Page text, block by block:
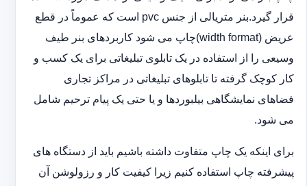
قرار گیرد.بنر متریالی از جنس pvc است که عموماً در قطع
عریض (width format)چاپ می شود کاربردهای بنر طیف
وسیعی را از استفاده در یک تابلوی تبلیغاتی برای یک کسب و
کار کوچک گرفته تا تابلوهای تبلیغاتی در مراکز تجاری
فضاهای نمایشگاهی بیلبوردها و یا حتی یک پیام ترحیم شامل
می شود.
برای اینکه یک چاپ متفاوت داشته باشیم باید از دستگاه های
پیشرفته چاپ استفاده کنیم زیرا کیفیت کار و رزولوشن آن